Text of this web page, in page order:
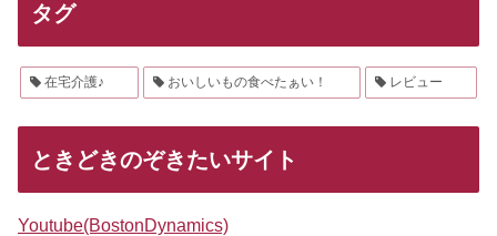
タグ
在宅介護♪ おいしいもの食べたぁい！ レビュー
ときどきのぞきたいサイト
Youtube(BostonDynamics)